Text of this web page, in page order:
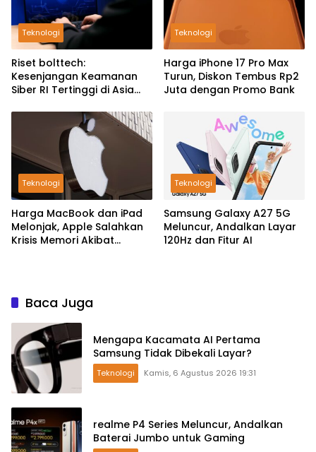
Teknologi
Riset bolttech:
Kesenjangan Keamanan
Siber RI Tertinggi di Asia
Teknologi
Harga iPhone 17 Pro Max
Turun, Diskon Tembus Rp2
Juta dengan Promo Bank
Teknologi
Harga MacBook dan iPad
Melonjak, Apple Salahkan
Krisis Memori Akibat
Teknologi
Samsung Galaxy A27 5G
Meluncur, Andalkan Layar
120Hz dan Fitur AI
Baca Juga
Mengapa Kacamata AI Pertama
Samsung Tidak Dibekali Layar?
Teknologi Kamis, 6 Agustus 2026 19:31
realme P4 Series Meluncur, Andalkan
Baterai Jumbo untuk Gaming